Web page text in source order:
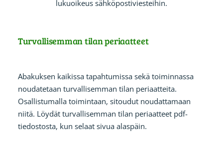
lukuoikeus sähköpostiviesteihin.
Turvallisemman tilan periaatteet
Abakuksen kaikissa tapahtumissa sekä toiminnassa
noudatetaan turvallisemman tilan periaatteita.
Osallistumalla toimintaan, sitoudut noudattamaan
niitä. Löydät turvallisemman tilan periaatteet pdf-
tiedostosta, kun selaat sivua alaspäin.